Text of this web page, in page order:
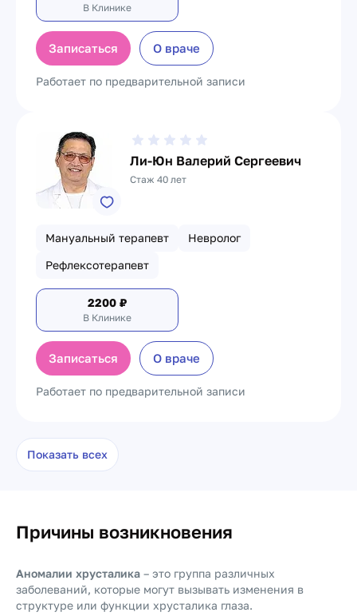
В Клинике
Записаться О враче
Работает по предварительной записи
Ли-Юн Валерий Сергеевич
Стаж 40 лет
Мануальный терапевт
Невролог
Рефлексотерапевт
2200 ₽
В Клинике
Записаться О враче
Работает по предварительной записи
Показать всех
Причины возникновения
Аномалии хрусталика – это группа различных
заболеваний, которые могут вызывать изменения в
структуре или функции хрусталика глаза.